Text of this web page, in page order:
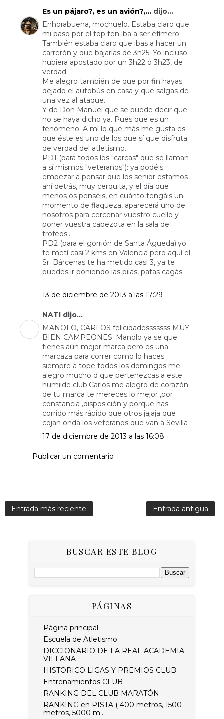
Es un pájaro?, es un avión?,... dijo...
Enhorabuena, mochuelo. Estaba claro que
mi paso por el top ten iba a ser efímero.
También estaba claro que ibas a hacer un
carrerón y que bajarías de 3h25. Yo incluso
hubiera apostado por un 3h22 ó 3h23, de
verdad.
Me alegro también de que por fin hayas
dejado el autobús en casa y que salgas de
una vez al ataque.
Y de Don Manuel que se puede decir que
no se haya dicho ya. Pues que es un
fenómeno. A mí lo que más me gusta es
que éste es uno de los que sí que disfruta
de verdad del atletismo.
PD1 (para todos los "carcas" que se llaman
a sí mismos "veteranos"): ya podéis
empezar a pensar que los senior estamos
ahí detrás, muy cerquita, y el día que
menos os penséis, en cuánto tengáis un
momento de flaqueza, aparecerá uno de
nosotros para cercenar vuestro cuello y
poner vuestra cabezota en la sala de
trofeos...
PD2 (para el gorrión de Santa Águeda):yo
te metí casi 2 kms en Valencia pero aquí el
Sr. Bárcenas te ha metido casi 3, ya te
puedes ir poniendo las pilas, patas cagás
13 de diciembre de 2013 a las 17:29
NATI dijo...
MANOLO, CARLOS felicidadesssssss MUY
BIEN CAMPEONES .Manolo ya se que
tienes aún mejor marca pero es una
marcaza para correr como lo haces
siempre a tope todos los domingos me
alegro mucho d que pertenezcas a este
humilde club.Carlos me alegro de corazón
de tu marca te mereces lo mejor ,por
constancia ,disposición y porque has
corrido más rápido que otros jajaja que
cojan onda los veteranos que van a Sevilla
17 de diciembre de 2013 a las 16:08
Publicar un comentario
Entrada más reciente Entrada antigua
BUSCAR ESTE BLOG
PÁGINAS
Página principal
Escuela de Atletismo
DICCIONARIO DE LA REAL ACADEMIA
VILLANA
HISTORICO LIGAS Y PREMIOS CLUB
Entrenamientos CLUB
RANKING DEL CLUB MARATÓN
RANKING en PISTA ( 400 metros, 1500
metros, 5000 m...